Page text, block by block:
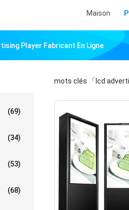
Maison
Player Fabricant En Ligne
(69)
(34)
(53)
(68)
mots clés 「lcd